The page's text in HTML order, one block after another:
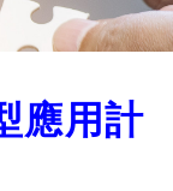
應用計